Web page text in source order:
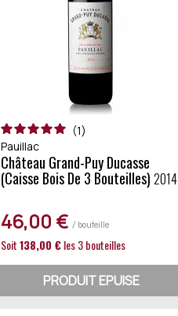
1
Pauillac
Château Grand-Puy Ducasse
(caisse Bois De 3 Bouteilles)2014
46,00 € / bouteille
Soit138,00 €les 3 bouteilles
PRODUIT EPUISE